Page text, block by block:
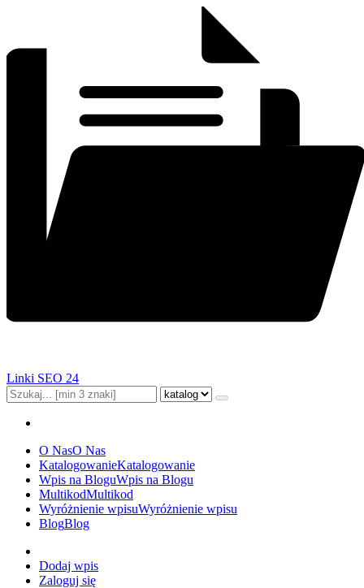
Linki SEO 24
O NasO Nas
KatalogowanieKatalogowanie
Wpis na BloguWpis na Blogu
MultikodMultikod
Wyróżnienie wpisuWyróżnienie wpisu
BlogBlog
Dodaj wpis
Zaloguj się